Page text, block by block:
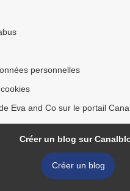
personnelles
Eva and Co sur le portail
Créer un blog sur
Créer un blog